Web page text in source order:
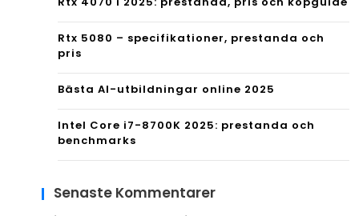
Rtx 5080 – specifikationer, prestanda och
pris
Bästa AI-utbildningar online 2025
Intel Core i7-8700K 2025: prestanda och
benchmarks
Senaste Kommentarer